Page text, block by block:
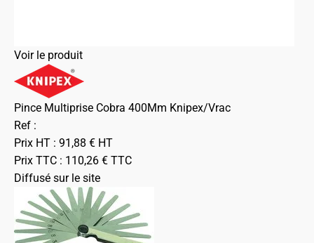
Voir le produit
Pince Multiprise Cobra 400Mm Knipex/Vrac
Ref :
Prix HT : 91,88 € HT
Prix TTC : 110,26 € TTC
Diffusé sur le site